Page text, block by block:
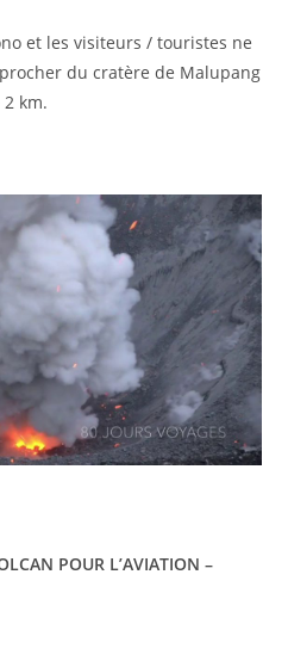
et les visiteurs / touristes ne
du cratère de Malupang
km.
POUR L’AVIATION –